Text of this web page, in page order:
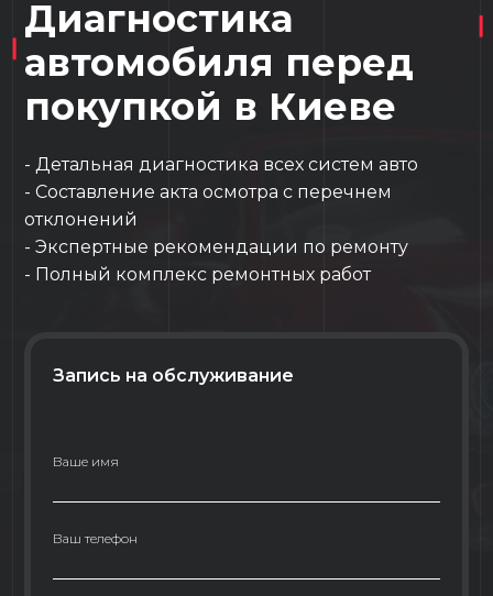
Диагностика
автомобиля перед
покупкой в Киеве
- Детальная диагностика всех систем авто
- Составление акта осмотра с перечнем
отклонений
- Экспертные рекомендации по ремонту
- Полный комплекс ремонтных работ
Запись на обслуживание
Ваше имя
Ваш телефон